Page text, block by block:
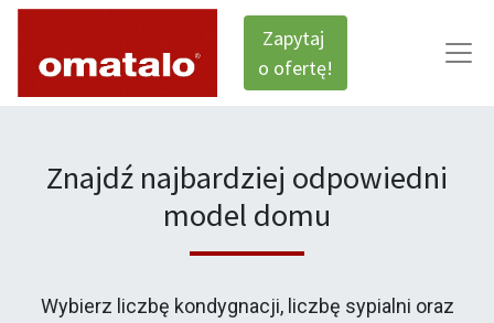
Zapytaj
o ofertę!
Znajdź najbardziej odpowiedni
model domu
Wybierz liczbę kondygnacji, liczbę sypialni oraz